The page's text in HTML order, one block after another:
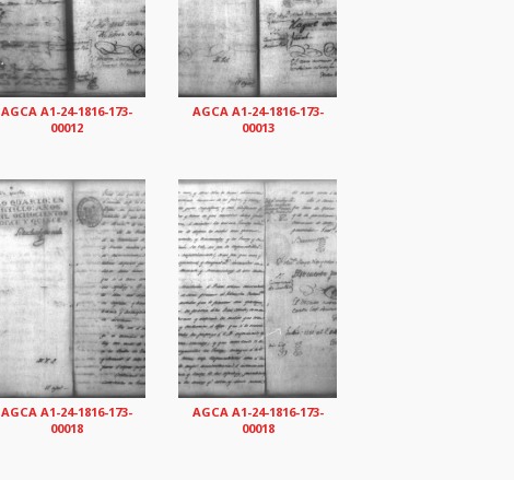
AGCA A1-24-1816-173-
00012
AGCA A1-24-1816-173-
00013
AGCA A1-24-1816-173-
00018
AGCA A1-24-1816-173-
00018